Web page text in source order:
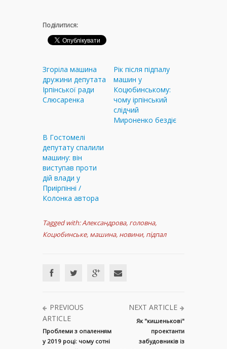
Поділитися:
Згоріла машина
дружини депутата
Ірпінської ради
Слюсаренка
Рік після підпалу
машин у
Коцюбинському:
чому ірпінський
слідчий
Мироненко бездіє
В Гостомелі
депутату спалили
машину: він
виступав проти
дій влади у
Приірпінні /
Колонка автора
Tagged with:Александрова, головна,
Коцюбинське, машина, новини, підпал
PREVIOUS
ARTICLE
Проблеми з опаленням
у 2019 році: чому сотні
NEXT ARTICLE
Як "кишенькові"
проектанти
забудовників із